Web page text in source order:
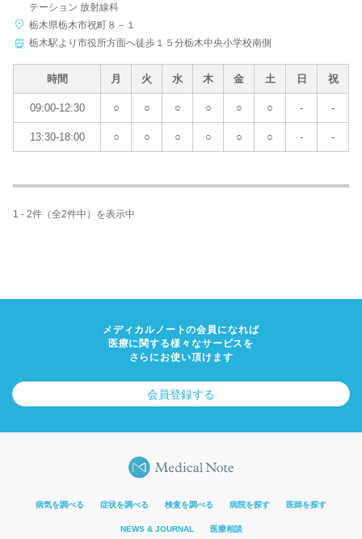
テーション 放射線科
栃木県栃木市祝町８－１
栃木駅より市役所方面へ徒歩１５分栃木中央小学校南側
時間 月 火 水 木 金 土 日 祝
09:00-12:30 ○ ○ ○ ○ ○ ○ - -
13:30-18:00 ○ ○ ○ ○ ○ ○ - -
1 - 2件（全2件中）を表示中
メディカルノートの会員になれば
医療に関する様々なサービスを
さらにお使い頂けます
会員登録する
病気を調べる 症状を調べる 検査を調べる 病院を探す 医師を探す
NEWS & JOURNAL 医療相談